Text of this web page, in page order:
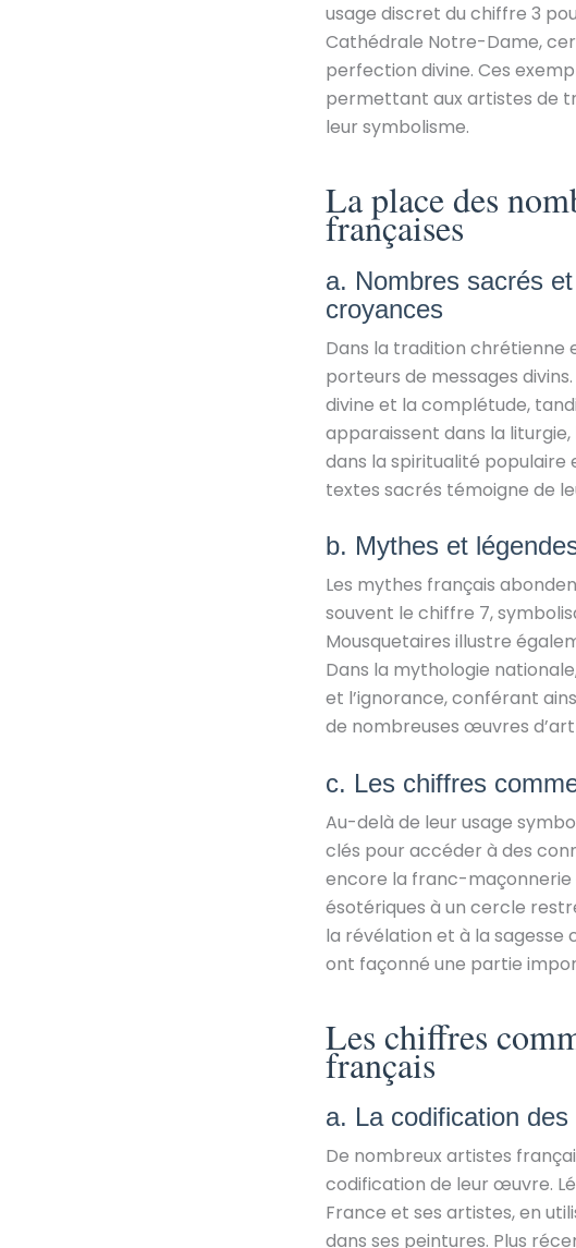
usage discret du chiffre 3
Cathédrale Notre-Dame,
perfection divine. Ces
permettant aux artistes de
leur symbolisme.
La place des
françaises
a. Nombres sacrés
croyances
Dans la tradition chrétienne
porteurs de messages
divine et la complétude,
apparaissent dans la
dans la spiritualité populaire
textes sacrés témoigne de
b. Mythes et
Les mythes français
souvent le chiffre 7,
Mousquetaires illustre
Dans la mythologie
et l’ignorance, conférant
de nombreuses œuvres
c. Les chiffres
Au-delà de leur usage
clés pour accéder à des
encore la franc-
ésotériques à un cercle
la révélation et à la sagesse
ont façonné une partie
Les chiffres
français
a. La codification
De nombreux artistes
codification de leur œuvre.
France et ses artistes, en
dans ses peintures. Plus